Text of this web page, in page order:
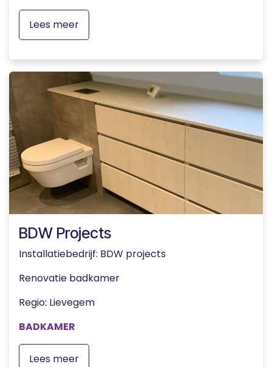
Lees meer
BDW Projects
Installatiebedrijf: BDW projects
Renovatie badkamer
Regio: Lievegem
BADKAMER
Lees meer